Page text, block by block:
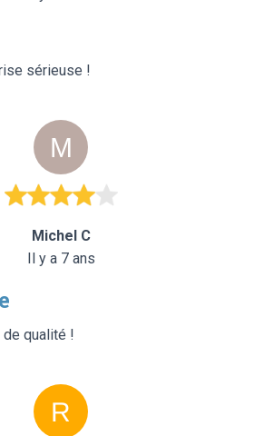
sérieuse !
Michel C
Il y a 7 ans
qualité !